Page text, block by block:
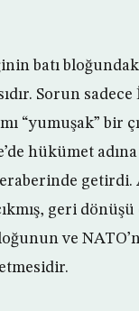
batı
Sorun sadece
“yumuşak” bir
hükümet
geri
ve